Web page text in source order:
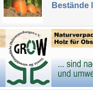
Bestände